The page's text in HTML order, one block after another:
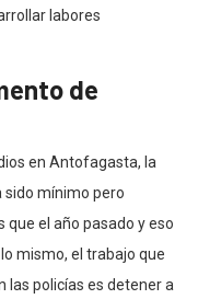
labores
de
en Antofagasta, la
mínimo pero
que el año pasado y eso
mismo, el trabajo que
las policías es detener a